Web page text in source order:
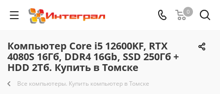
0
Компьютер Core i5 12600KF, RTX
4080S 16Гб, DDR4 16Gb, SSD 250Гб +
HDD 2Тб. Купить в Томске
Все компьютеры. Купить компьютер в Томске